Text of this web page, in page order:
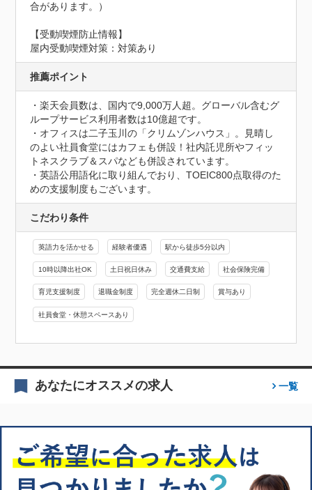
合があります。）
【受動喫煙防止情報】
屋内受動喫煙対策：対策あり
推薦ポイント
・楽天会員数は、国内で9,000万人超。グローバル含むグ
ループサービス利用者数は10億超です。
・オフィスは二子玉川の「クリムゾンハウス」。見晴し
のよい社員食堂にはカフェも併設！社内託児所やフィッ
トネスクラブ＆スパなども併設されています。
・英語公用語化に取り組んでおり、TOEIC800点取得のた
めの支援制度もございます。
こだわり条件
英語力を活かせる 経験者優遇 駅から徒歩5分以内
10時以降出社OK 土日祝日休み 交通費支給 社会保険完備
育児支援制度 退職金制度 完全週休二日制 賞与あり
社員食堂・休憩スペースあり
あなたにオススメの求人 一覧